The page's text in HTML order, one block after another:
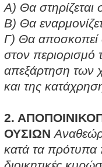
Α) Θα στηρίζεται
Β) Θα
Γ) Θα αποσκοπεί
στον περιορισμό
απεξάρτηση των
και της
2.
ΟΥΣΙΩΝ
κατά τα